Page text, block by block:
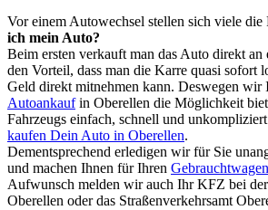
Vor einem Autowechsel stellen sich viele die
ich mein Auto?
Beim ersten verkauft man das Auto direkt an
den Vorteil, dass man die Karre quasi sofort
Geld direkt mitnehmen kann. Deswegen wir
Autoankaufin Oberellen die Möglichkeit
Fahrzeugs einfach, schnell und
kaufen Dein Auto in Oberellen.
Dementsprechend erledigen wir für Sie
und machen Ihnen für Ihren Gebrauchtwagen
Aufwunsch melden wir auch Ihr KFZ bei
Oberellen oder das Straßenverkehrsamt